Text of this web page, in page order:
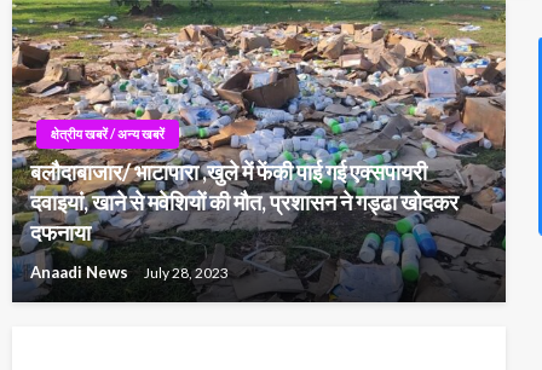
क्षेत्रीय खबरें / अन्य खबरें
बलौदाबाजार/ भाटापारा ,खुले में फेंकी पाई गई एक्सपायरी
दवाइयां, खाने से मवेशियों की मौत, प्रशासन ने गड्ढा खोदकर
दफनाया
Anaadi News July 28, 2023